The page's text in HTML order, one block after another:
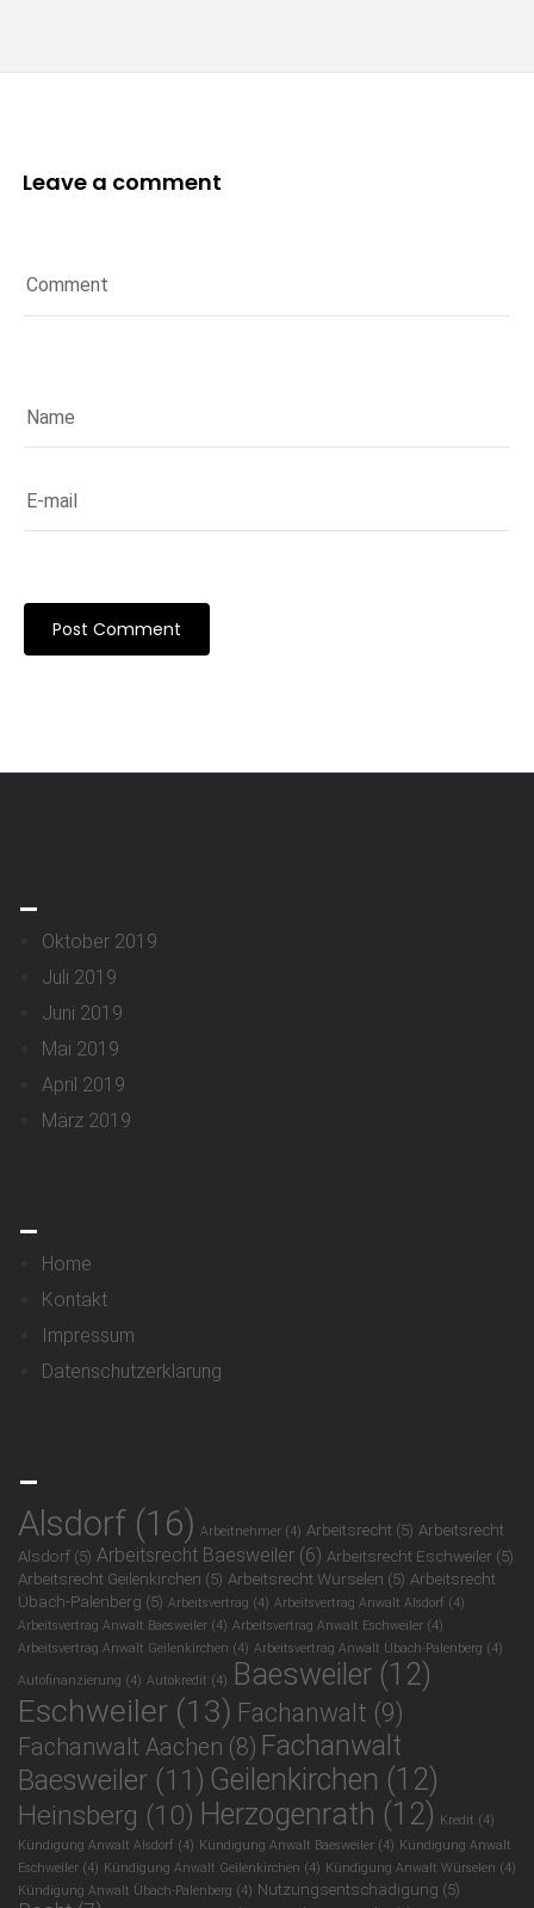
Leave a comment
Oktober 2019
Juli 2019
Juni 2019
Mai 2019
April 2019
März 2019
Home
Kontakt
Impressum
Datenschutzerklärung
Alsdorf (16) Arbeitnehmer (4) Arbeitsrecht (5) Arbeitsrecht
Alsdorf (5) Arbeitsrecht Baesweiler (6) Arbeitsrecht Eschweiler (5)
Arbeitsrecht Geilenkirchen (5) Arbeitsrecht Würselen (5) Arbeitsrecht
Übach-Palenberg (5) Arbeitsvertrag (4) Arbeitsvertrag Anwalt Alsdorf (4)
Arbeitsvertrag Anwalt Baesweiler (4) Arbeitsvertrag Anwalt Eschweiler (4)
Arbeitsvertrag Anwalt Geilenkirchen (4) Arbeitsvertrag Anwalt Übach-Palenberg (4)
Autofinanzierung (4) Autokredit (4) Baesweiler (12)
Eschweiler (13) Fachanwalt (9)
Fachanwalt Aachen (8) Fachanwalt
Baesweiler (11) Geilenkirchen (12)
Heinsberg (10) Herzogenrath (12) Kredit (4)
Kündigung Anwalt Alsdorf (4) Kündigung Anwalt Baesweiler (4) Kündigung Anwalt
Eschweiler (4) Kündigung Anwalt Geilenkirchen (4) Kündigung Anwalt Würselen (4)
Kündigung Anwalt Übach-Palenberg (4) Nutzungsentschädigung (5)